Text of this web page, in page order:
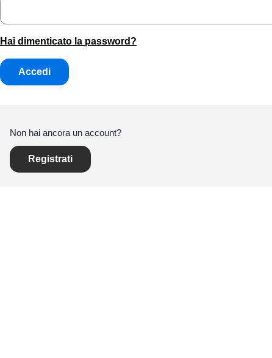
Hai dimenticato la password?
Accedi
Non hai ancora un account?
Registrati